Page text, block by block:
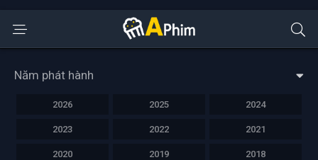
Năm phát hành
2026 2025 2024
2023 2022 2021
2020 2019 2018